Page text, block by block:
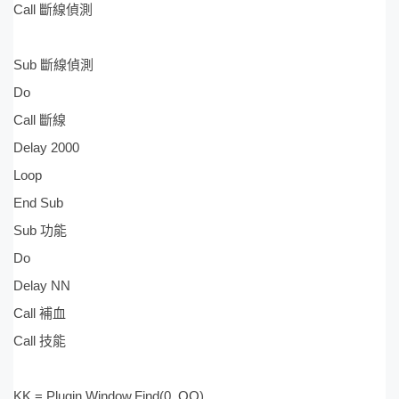
Call 斷線偵測
Sub 斷線偵測
Do
Call 斷線
Delay 2000
Loop
End Sub
Sub 功能
Do
Delay NN
Call 補血
Call 技能
KK = Plugin.Window.Find(0, QQ)